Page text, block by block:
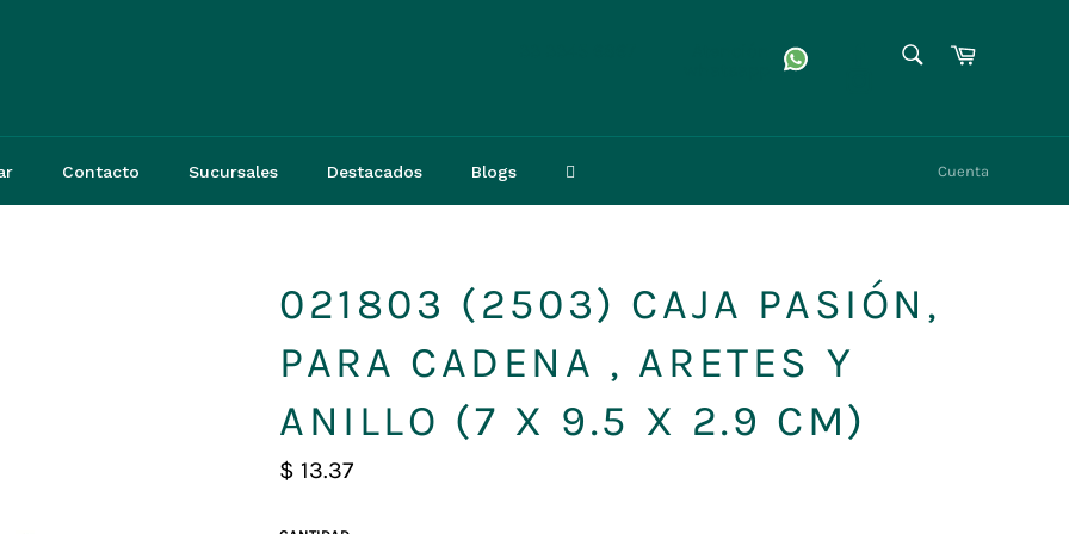
Facebook
Carrito
Contacto Sucursales Destacados Blogs Cuenta
021803 (2503) CAJA PASIÓN,
PARA CADENA , ARETES Y
ANILLO (7 X 9.5 X 2.9 CM)
Precio
habitual
$ 13.37